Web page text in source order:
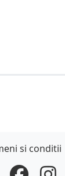
si conditii